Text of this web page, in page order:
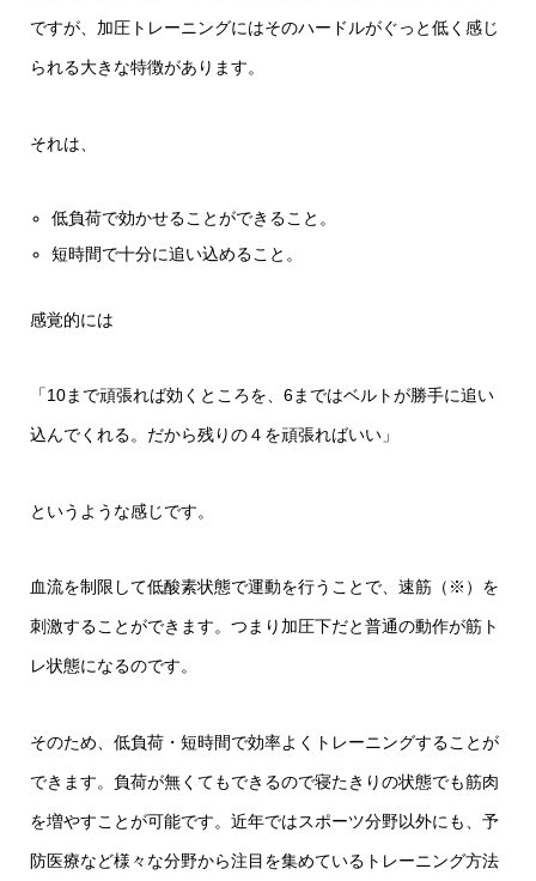
ですが、加圧トレーニングにはそのハードルがぐっと低く感じ
られる大きな特徴があります。
それは、
低負荷で効かせることができること。
短時間で十分に追い込めること。
感覚的には
「10まで頑張れば効くところを、6まではベルトが勝手に追い
込んでくれる。だから残りの４を頑張ればいい」
というような感じです。
血流を制限して低酸素状態で運動を行うことで、速筋（※）を
刺激することができます。つまり加圧下だと普通の動作が筋ト
レ状態になるのです。
そのため、低負荷・短時間で効率よくトレーニングすることが
できます。負荷が無くてもできるので寝たきりの状態でも筋肉
を増やすことが可能です。近年ではスポーツ分野以外にも、予
防医療など様々な分野から注目を集めているトレーニング方法